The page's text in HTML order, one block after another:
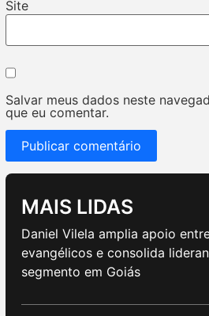
Site
Salvar meus dados neste
que eu comentar.
MAIS LIDAS
Daniel Vilela amplia apoio
evangélicos e consolida
segmento em Goiás